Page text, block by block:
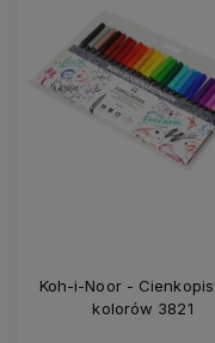
Koh-i-Noor -
kolorów 3821